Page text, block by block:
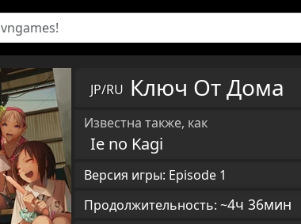
JP/RU Ключ От Дома
Известна также, как
Ie no Kagi
Версия игры: Episode 1
Продолжительность: ~4ч 36мин